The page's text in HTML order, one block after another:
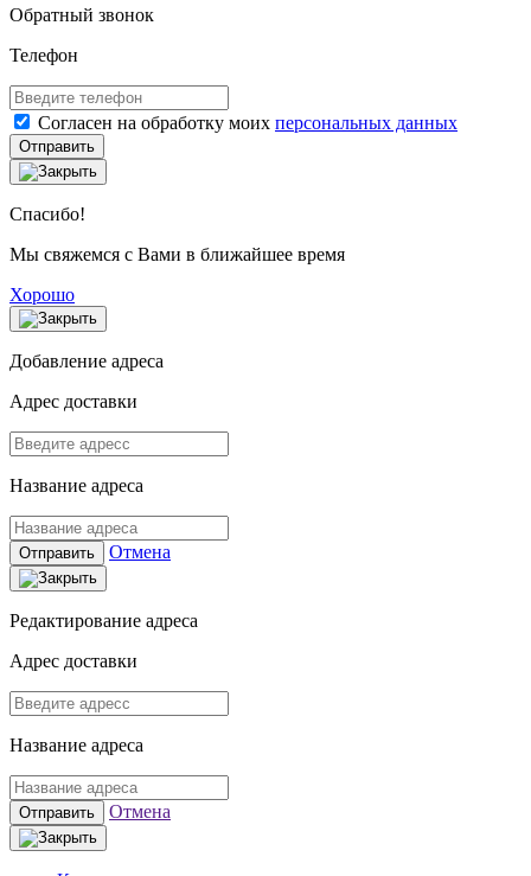
Обратный звонок
Телефон
Согласен на обработку моих персональных данных
Отправить
Спасибо!
Мы свяжемся с Вами в ближайшее время
Хорошо
Добавление адреса
Адрес доставки
Название адреса
Отправить Отмена
Редактирование адреса
Адрес доставки
Название адреса
Отправить Отмена